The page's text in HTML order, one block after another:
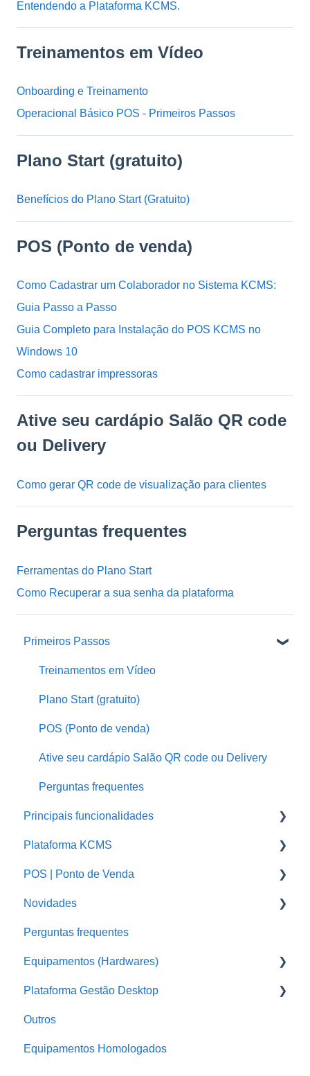
Entendendo a Plataforma KCMS.
Treinamentos em Vídeo
Onboarding e Treinamento
Operacional Básico POS - Primeiros Passos
Plano Start (gratuito)
Benefícios do Plano Start (Gratuito)
POS (Ponto de venda)
Como Cadastrar um Colaborador no Sistema KCMS:
Guia Passo a Passo
Guia Completo para Instalação do POS KCMS no
Windows 10
Como cadastrar impressoras
Ative seu cardápio Salão QR code
ou Delivery
Como gerar QR code de visualização para clientes
Perguntas frequentes
Ferramentas do Plano Start
Como Recuperar a sua senha da plataforma
Primeiros Passos
Treinamentos em Vídeo
Plano Start (gratuito)
POS (Ponto de venda)
Ative seu cardápio Salão QR code ou Delivery
Perguntas frequentes
Principais funcionalidades
Integrações
Delivery
Comanda e mesa
Plataforma KCMS
Fiscal
Estoque
Configurações Ponto de venda (POS)
Relatórios
Materiais
Financeiro
Configurações
POS | Ponto de Venda
POS - Outros assuntos e configurações
POS Windows - Computadores e Notebooks
Novidades
Sistema em Nuvem
POS
Pedemais Delivery
POS KIOSK
Pedemais Menu
Perguntas frequentes
Equipamentos (Hardwares)
Balanças
Impressora de Etiqueta
Sat
Plataforma Gestão Desktop
Perguntas Frequentes
Configurações
Outros
Equipamentos Homologados